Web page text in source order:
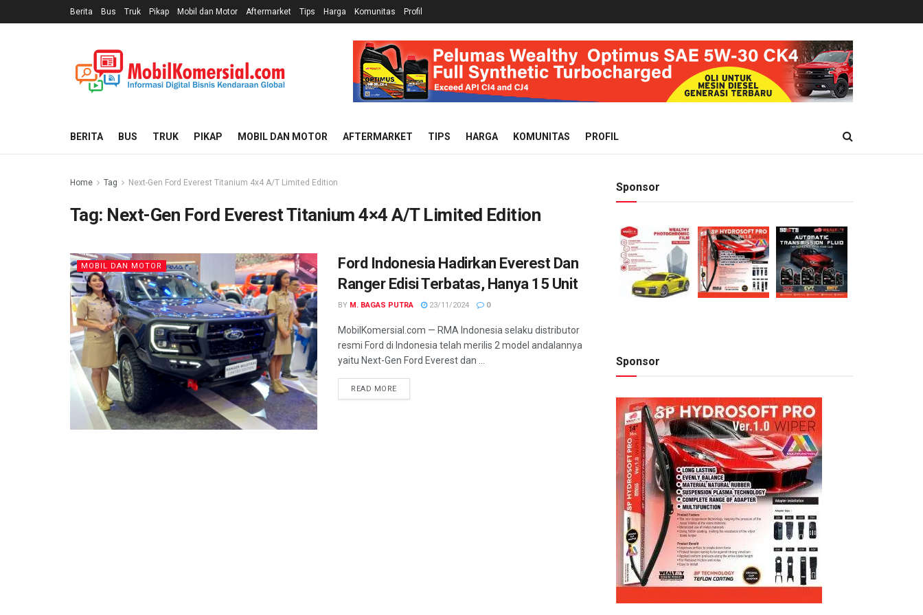
Berita Bus Truk Pikap Mobil dan Motor Aftermarket Tips Harga Komunitas Profil
BERITA BUS TRUK PIKAP MOBIL DAN MOTOR AFTERMARKET TIPS HARGA KOMUNITAS PROFIL
Home Tag Next-Gen Ford Everest Titanium 4x4 A/T Limited Edition
Tag: Next-Gen Ford Everest Titanium 4×4 A/T Limited Edition
MOBIL DAN MOTOR
Ford Indonesia Hadirkan Everest Dan
Ranger Edisi Terbatas, Hanya 15 Unit
BY M. BAGAS PUTRA 23/11/2024 0
MobilKomersial.com — RMA Indonesia selaku distributor
resmi Ford di Indonesia telah merilis 2 model andalannya
yaitu Next-Gen Ford Everest dan ...
READ MORE
Sponsor
Sponsor